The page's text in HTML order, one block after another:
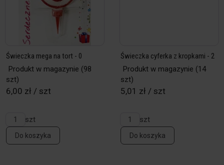
Świeczka mega na tort - 0
Produkt w magazynie (98
szt)
6,00 zł / szt
szt
Do koszyka
Świeczka cyferka z kropkami - 2
Produkt w magazynie (14
szt)
5,01 zł / szt
szt
Do koszyka